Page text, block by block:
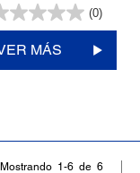
(0)
MÁS
Mostrando 1-6 de 6